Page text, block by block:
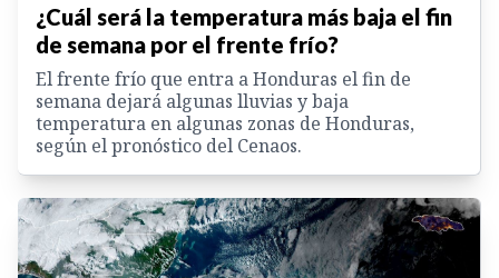
¿Cuál será la temperatura más baja el fin
de semana por el frente frío?
El frente frío que entra a Honduras el fin de
semana dejará algunas lluvias y baja
temperatura en algunas zonas de Honduras,
según el pronóstico del Cenaos.